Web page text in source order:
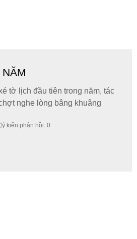
tờ lịch đầu tiên trong năm, tác
nghe lòng bâng khuâng
ý kiến phản hồi: 0